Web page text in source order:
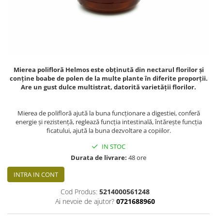
COSMETICE
REMEDII NATURISTE
Mierea polifloră Helmos este obținută din nectarul florilor și
conține boabe de polen de la multe plante în diferite proporții.
Are un gust dulce multistrat, datorită varietății florilor.
Mierea de polifloră ajută la buna funcționare a digestiei, conferă
energie și rezistență, reglează funcția intestinală, întărește funcția
ficatului, ajută la buna dezvoltare a copiilor.
IN STOC
Durata de livrare: 48 ore
INTRA IN CONT
Cod Produs: 5214000561248
Ai nevoie de ajutor? 0721688960